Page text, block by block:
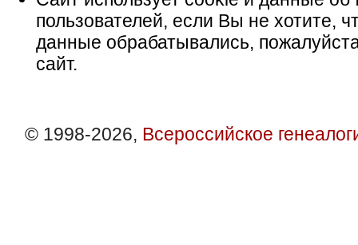
пользователей, если Вы не хотите,
данные обрабатывались,
сайт.
© 1998-2026, Всероссийское